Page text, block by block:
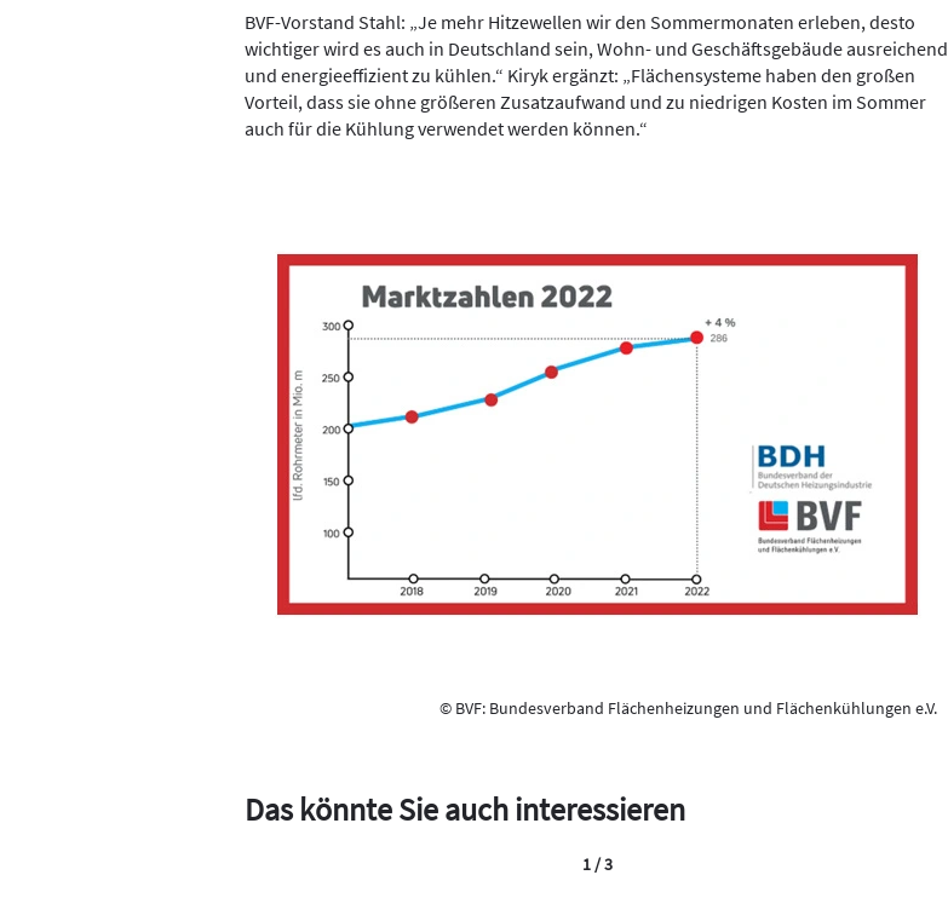
BVF-Vorstand Stahl: „Je mehr Hitzewellen wir den Sommermonaten erleben, desto
wichtiger wird es auch in Deutschland sein, Wohn- und Geschäftsgebäude ausreichend
und energieeffizient zu kühlen.“ Kiryk ergänzt: „Flächensysteme haben den großen
Vorteil, dass sie ohne größeren Zusatzaufwand und zu niedrigen Kosten im Sommer
auch für die Kühlung verwendet werden können.“
© BVF: Bundesverband Flächenheizungen und Flächenkühlungen e.V.
Das könnte Sie auch interessieren
2 / 3